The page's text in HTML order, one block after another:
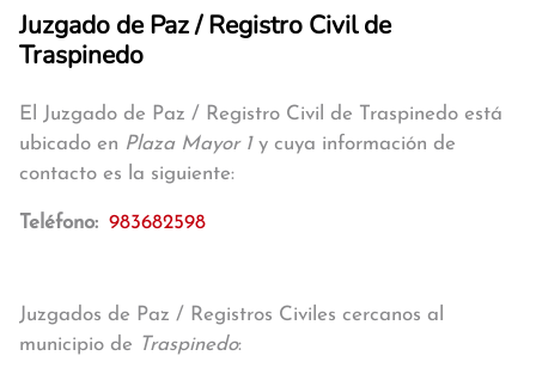
Juzgado de Paz / Registro Civil de
Traspinedo
El Juzgado de Paz / Registro Civil de Traspinedo está
ubicado en Plaza Mayor 1y cuya información de
contacto es la siguiente:
Teléfono: 983682598
Juzgados de Paz / Registros Civiles cercanos al
municipio de Traspinedo: